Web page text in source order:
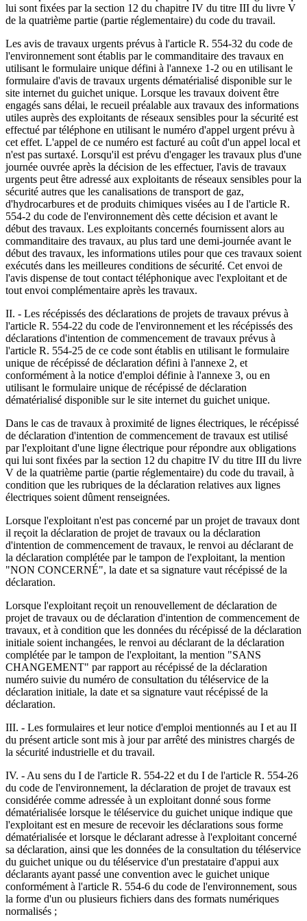
lui sont fixées par la section 12 du chapitre IV du titre III du livre V
de la quatrième partie (partie réglementaire) du code du travail.
Les avis de travaux urgents prévus à l'article R. 554-32 du code de
l'environnement sont établis par le commanditaire des travaux en
utilisant le formulaire unique défini à l'annexe 1-2 ou en utilisant le
formulaire d'avis de travaux urgents dématérialisé disponible sur le
site internet du guichet unique. Lorsque les travaux doivent être
engagés sans délai, le recueil préalable aux travaux des informations
utiles auprès des exploitants de réseaux sensibles pour la sécurité est
effectué par téléphone en utilisant le numéro d'appel urgent prévu à
cet effet. L'appel de ce numéro est facturé au coût d'un appel local et
n'est pas surtaxé. Lorsqu'il est prévu d'engager les travaux plus d'une
journée ouvrée après la décision de les effectuer, l'avis de travaux
urgents peut être adressé aux exploitants de réseaux sensibles pour la
sécurité autres que les canalisations de transport de gaz,
d'hydrocarbures et de produits chimiques visées au I de l'article R.
554-2 du code de l'environnement dès cette décision et avant le
début des travaux. Les exploitants concernés fournissent alors au
commanditaire des travaux, au plus tard une demi-journée avant le
début des travaux, les informations utiles pour que ces travaux soient
exécutés dans les meilleures conditions de sécurité. Cet envoi de
l'avis dispense de tout contact téléphonique avec l'exploitant et de
tout envoi complémentaire après les travaux.
II. - Les récépissés des déclarations de projets de travaux prévus à
l'article R. 554-22 du code de l'environnement et les récépissés des
déclarations d'intention de commencement de travaux prévus à
l'article R. 554-25 de ce code sont établis en utilisant le formulaire
unique de récépissé de déclaration défini à l'annexe 2, et
conformément à la notice d'emploi définie à l'annexe 3, ou en
utilisant le formulaire unique de récépissé de déclaration
dématérialisé disponible sur le site internet du guichet unique.
Dans le cas de travaux à proximité de lignes électriques, le récépissé
de déclaration d'intention de commencement de travaux est utilisé
par l'exploitant d'une ligne électrique pour répondre aux obligations
qui lui sont fixées par la section 12 du chapitre IV du titre III du livre
V de la quatrième partie (partie réglementaire) du code du travail, à
condition que les rubriques de la déclaration relatives aux lignes
électriques soient dûment renseignées.
Lorsque l'exploitant n'est pas concerné par un projet de travaux dont
il reçoit la déclaration de projet de travaux ou la déclaration
d'intention de commencement de travaux, le renvoi au déclarant de
la déclaration complétée par le tampon de l'exploitant, la mention
"NON CONCERNÉ", la date et sa signature vaut récépissé de la
déclaration.
Lorsque l'exploitant reçoit un renouvellement de déclaration de
projet de travaux ou de déclaration d'intention de commencement de
travaux, et à condition que les données du récépissé de la déclaration
initiale soient inchangées, le renvoi au déclarant de la déclaration
complétée par le tampon de l'exploitant, la mention "SANS
CHANGEMENT" par rapport au récépissé de la déclaration
numéro suivie du numéro de consultation du téléservice de la
déclaration initiale, la date et sa signature vaut récépissé de la
déclaration.
III. - Les formulaires et leur notice d'emploi mentionnés au I et au II
du présent article sont mis à jour par arrêté des ministres chargés de
la sécurité industrielle et du travail.
IV. - Au sens du I de l'article R. 554-22 et du I de l'article R. 554-26
du code de l'environnement, la déclaration de projet de travaux est
considérée comme adressée à un exploitant donné sous forme
dématérialisée lorsque le téléservice du guichet unique indique que
l'exploitant est en mesure de recevoir les déclarations sous forme
dématérialisée et lorsque le déclarant adresse à l'exploitant concerné
sa déclaration, ainsi que les données de la consultation du téléservice
du guichet unique ou du téléservice d'un prestataire d'appui aux
déclarants ayant passé une convention avec le guichet unique
conformément à l'article R. 554-6 du code de l'environnement, sous
la forme d'un ou plusieurs fichiers dans des formats numériques
normalisés ;